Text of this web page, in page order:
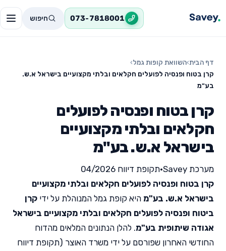
073-7818001 חיפוש
דף הבית›השוואת קופות גמל›
קרן בטוח ופנסיה לפועלים חקלאים ובלתי מקצועיים בישראל א.ש.
בע"מ
קרן בטוח ופנסיה לפועלים
חקלאים ובלתי מקצועיים
בישראל א.ש. בע"מ
מערכת Savey •תקופת דיווח 04/2026
קרן בטוח ופנסיה לפועלים חקלאים ובלתי מקצועיים
בישראל א.ש. בע"מ היא קופת גמל המנוהלת על ידי קרן
ביטוח ופנסיה לפועלים חקלאים ובלתי מקצועיים בישראל
אגודה שיתופית בע"מ. להלן הנתונים המלאים מהדוח
החודשי האחרון שפורסם על ידי משרד האוצר (תקופת דיווח